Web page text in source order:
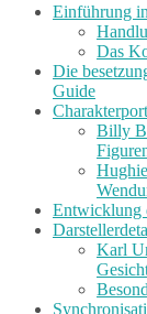
Einführung
Das
Die
Guide
Billy
Entwicklung
Karl